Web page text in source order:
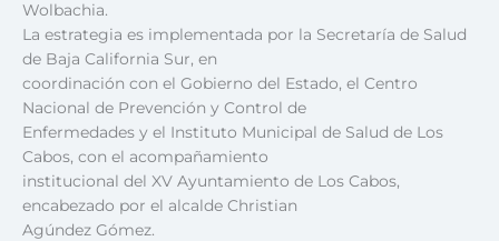
Wolbachia.
La estrategia es implementada por la Secretaría de Salud
de Baja California Sur, en
coordinación con el Gobierno del Estado, el Centro
Nacional de Prevención y Control de
Enfermedades y el Instituto Municipal de Salud de Los
Cabos, con el acompañamiento
institucional del XV Ayuntamiento de Los Cabos,
encabezado por el alcalde Christian
Agúndez Gómez.